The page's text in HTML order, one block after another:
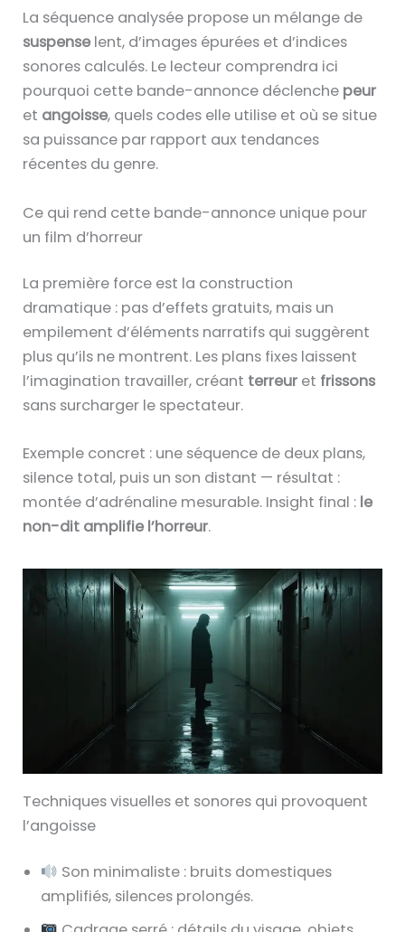
La séquence analysée propose un mélange de
suspense lent, d’images épurées et d’indices
sonores calculés. Le lecteur comprendra ici
pourquoi cette bande-annonce déclenche peur
et angoisse, quels codes elle utilise et où se situe
sa puissance par rapport aux tendances
récentes du genre.
Ce qui rend cette bande-annonce unique pour
un film d’horreur
La première force est la construction
dramatique : pas d’effets gratuits, mais un
empilement d’éléments narratifs qui suggèrent
plus qu’ils ne montrent. Les plans fixes laissent
l’imagination travailler, créant terreur et frissons
sans surcharger le spectateur.
Exemple concret : une séquence de deux plans,
silence total, puis un son distant — résultat :
montée d’adrénaline mesurable. Insight final : le
non-dit amplifie l’horreur.
Techniques visuelles et sonores qui provoquent
l’angoisse
Son minimaliste : bruits domestiques
amplifiés, silences prolongés.